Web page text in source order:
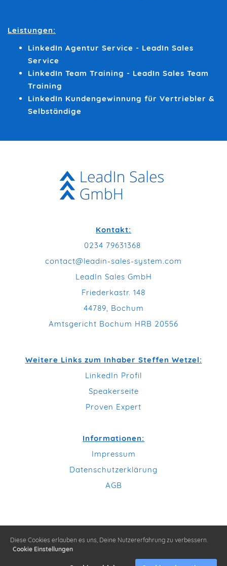
Leistungen:
LinkedIn Agentur Service - LeadIn Sales
Service
LinkedIn Team Training - LeadIn Sales Team
Training
LinkedIn Kundengewinnung für Vertriebler &
Selbständige
Kontakt:
0234 79631368
contact@leadin-sales-system.com
LeadIn Sales GmbH
Friederkastr. 148
44789, Bochum
Amtsgericht Bochum HRB 20556
Weitere Links zum Inhaber Steffen Wetzel:
LinkedIn Profil
Speakerseite
Proven Expert
Informationen:
Impressum
Datenschutzerklärung
AGB
Diese Cookies erlauben es uns, Deine Nutzererfahrung zu verbessern.
Cookie Einstellungen